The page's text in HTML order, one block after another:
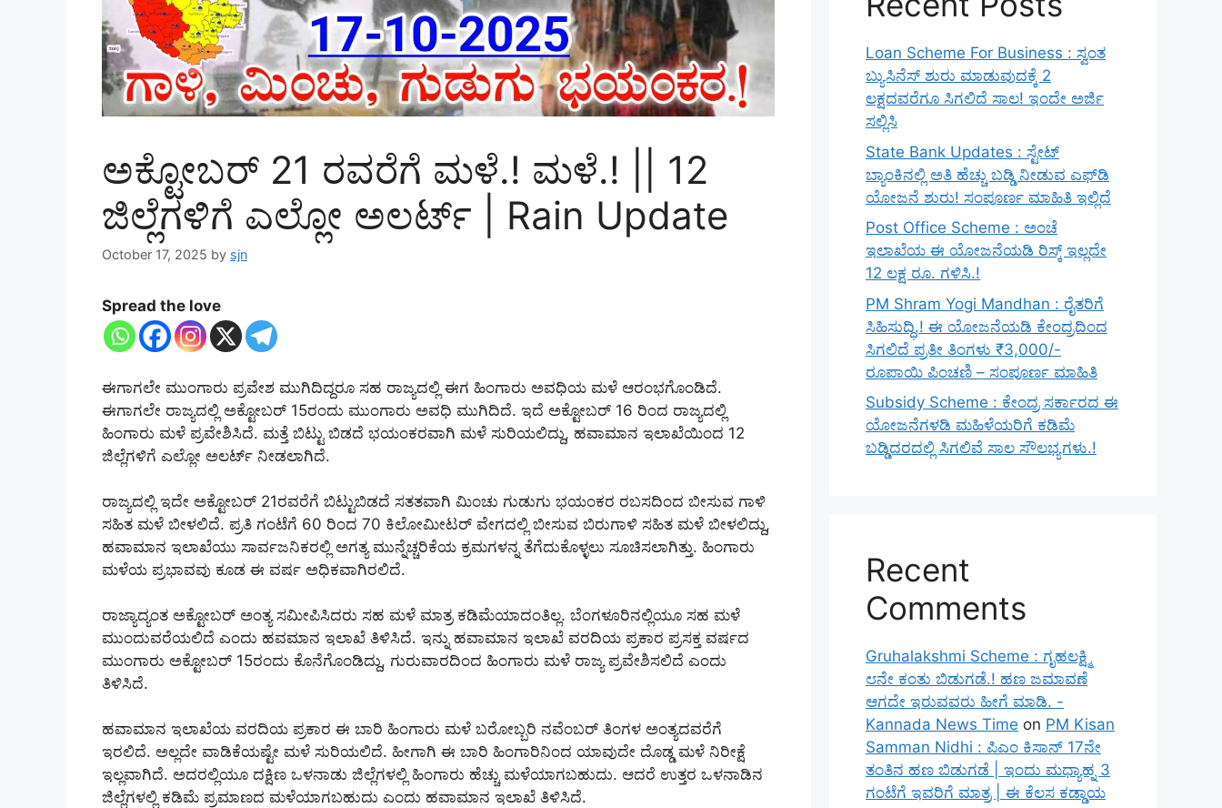
ಅಕ್ಟೋಬರ್ 21 ರವರೆಗೆ ಮಳೆ.! ಮಳೆ.! || 12
ಜಿಲ್ಲೆಗಳಿಗೆ ಎಲ್ಲೋ ಅಲರ್ಟ್ | Rain Update
October 17, 2025 by sjn
Spread the love
ಈಗಾಗಲೇ ಮುಂಗಾರು ಪ್ರವೇಶ ಮುಗಿದಿದ್ದರೂ ಸಹ ರಾಜ್ಯದಲ್ಲಿ ಈಗ ಹಿಂಗಾರು ಅವಧಿಯ ಮಳೆ ಆರಂಭಗೊಂಡಿದೆ.
ಈಗಾಗಲೇ ರಾಜ್ಯದಲ್ಲಿ ಅಕ್ಟೋಬರ್ 15ರಂದು ಮುಂಗಾರು ಅವಧಿ ಮುಗಿದಿದೆ. ಇದೆ ಅಕ್ಟೋಬರ್ 16 ರಿಂದ ರಾಜ್ಯದಲ್ಲಿ
ಹಿಂಗಾರು ಮಳೆ ಪ್ರವೇಶಿಸಿದೆ. ಮತ್ತೆ ಬಿಟ್ಟು ಬಿಡದೆ ಭಯಂಕರವಾಗಿ ಮಳೆ ಸುರಿಯಲಿದ್ದು, ಹವಾಮಾನ ಇಲಾಖೆಯಿಂದ 12
ಜಿಲ್ಲೆಗಳಿಗೆ ಎಲ್ಲೋ ಅಲರ್ಟ್ ನೀಡಲಾಗಿದೆ.
ರಾಜ್ಯದಲ್ಲಿ ಇದೇ ಅಕ್ಟೋಬರ್ 21ರವರೆಗೆ ಬಿಟ್ಟುಬಿಡದೆ ಸತತವಾಗಿ ಮಿಂಚು ಗುಡುಗು ಭಯಂಕರ ರಬಸದಿಂದ ಬೀಸುವ ಗಾಳಿ
ಸಹಿತ ಮಳೆ ಬೀಳಲಿದೆ. ಪ್ರತಿ ಗಂಟೆಗೆ 60 ರಿಂದ 70 ಕಿಲೋಮೀಟರ್ ವೇಗದಲ್ಲಿ ಬೀಸುವ ಬಿರುಗಾಳಿ ಸಹಿತ ಮಳೆ ಬೀಳಲಿದ್ದು,
ಹವಾಮಾನ ಇಲಾಖೆಯು ಸಾರ್ವಜನಿಕರಲ್ಲಿ ಅಗತ್ಯ ಮುನ್ನೆಚ್ಚರಿಕೆಯ ಕ್ರಮಗಳನ್ನ ತೆಗೆದುಕೊಳ್ಳಲು ಸೂಚಿಸಲಾಗಿತ್ತು. ಹಿಂಗಾರು
ಮಳೆಯ ಪ್ರಭಾವವು ಕೂಡ ಈ ವರ್ಷ ಅಧಿಕವಾಗಿರಲಿದೆ.
ರಾಜ್ಯಾದ್ಯಂತ ಅಕ್ಟೋಬರ್ ಅಂತ್ಯ ಸಮೀಪಿಸಿದರು ಸಹ ಮಳೆ ಮಾತ್ರ ಕಡಿಮೆಯಾದಂತಿಲ್ಲ. ಬೆಂಗಳೂರಿನಲ್ಲಿಯೂ ಸಹ ಮಳೆ
ಮುಂದುವರೆಯಲಿದೆ ಎಂದು ಹವಮಾನ ಇಲಾಖೆ ತಿಳಿಸಿದೆ. ಇನ್ನು ಹವಾಮಾನ ಇಲಾಖೆ ವರದಿಯ ಪ್ರಕಾರ ಪ್ರಸಕ್ತ ವರ್ಷದ
ಮುಂಗಾರು ಅಕ್ಟೋಬರ್ 15ರಂದು ಕೊನೆಗೊಂಡಿದ್ದು, ಗುರುವಾರದಿಂದ ಹಿಂಗಾರು ಮಳೆ ರಾಜ್ಯ ಪ್ರವೇಶಿಸಲಿದೆ ಎಂದು
ತಿಳಿಸಿದೆ.
ಹವಾಮಾನ ಇಲಾಖೆಯ ವರದಿಯ ಪ್ರಕಾರ ಈ ಬಾರಿ ಹಿಂಗಾರು ಮಳೆ ಬರೋಬ್ಬರಿ ನವೆಂಬರ್ ತಿಂಗಳ ಅಂತ್ಯದವರೆಗೆ
ಇರಲಿದೆ. ಅಲ್ಲದೇ ವಾಡಿಕೆಯಷ್ಟೇ ಮಳೆ ಸುರಿಯಲಿದೆ. ಹೀಗಾಗಿ ಈ ಬಾರಿ ಹಿಂಗಾರಿನಿಂದ ಯಾವುದೇ ದೊಡ್ಡ ಮಳೆ ನಿರೀಕ್ಷೆ
ಇಲ್ಲವಾಗಿದೆ. ಅದರಲ್ಲಿಯೂ ದಕ್ಷಿಣ ಒಳನಾಡು ಜಿಲ್ಲೆಗಳಲ್ಲಿ ಹಿಂಗಾರು ಹೆಚ್ಚು ಮಳೆಯಾಗಬಹುದು. ಆದರೆ ಉತ್ತರ ಒಳನಾಡಿನ
ಜಿಲ್ಲೆಗಳಲ್ಲಿ ಕಡಿಮೆ ಪ್ರಮಾಣದ ಮಳೆಯಾಗಬಹುದು ಎಂದು ಹವಾಮಾನ ಇಲಾಖೆ ತಿಳಿಸಿದೆ.
Loan Scheme For Business : ಸ್ವಂತ
ಬ್ಯುಸಿನೆಸ್ ಶುರು ಮಾಡುವುದಕ್ಕೆ 2
ಲಕ್ಷದವರೆಗೂ ಸಿಗಲಿದೆ ಸಾಲ! ಇಂದೇ ಅರ್ಜಿ
ಸಲ್ಲಿಸಿ
State Bank Updates : ಸ್ಟೇಟ್
ಬ್ಯಾಂಕಿನಲ್ಲಿ ಅತಿ ಹೆಚ್ಚು ಬಡ್ಡಿ ನೀಡುವ ಎಫ್‌ಡಿ
ಯೋಜನೆ ಶುರು! ಸಂಪೂರ್ಣ ಮಾಹಿತಿ ಇಲ್ಲಿದೆ
Post Office Scheme : ಅಂಚೆ
ಇಲಾಖೆಯ ಈ ಯೋಜನೆಯಡಿ ರಿಸ್ಕ್‌ ಇಲ್ಲದೇ
12 ಲಕ್ಷ ರೂ. ಗಳಿಸಿ.!
PM Shram Yogi Mandhan : ರೈತರಿಗೆ
ಸಿಹಿಸುದ್ಧಿ.! ಈ ಯೋಜನೆಯಡಿ ಕೇಂದ್ರದಿಂದ
ಸಿಗಲಿದೆ ಪ್ರತೀ ತಿಂಗಳು ₹3,000/-
ರೂಪಾಯಿ ಪಿಂಚಣಿ – ಸಂಪೂರ್ಣ ಮಾಹಿತಿ
Subsidy Scheme : ಕೇಂದ್ರ ಸರ್ಕಾರದ ಈ
ಯೋಜನೆಗಳಡಿ ಮಹಿಳೆಯರಿಗೆ ಕಡಿಮೆ
ಬಡ್ಡಿದರದಲ್ಲಿ ಸಿಗಲಿವೆ ಸಾಲ ಸೌಲಭ್ಯಗಳು.!
Recent
Comments
Gruhalakshmi Scheme : ಗೃಹಲಕ್ಷ್ಮಿ
೮ನೇ ಕಂತು ಬಿಡುಗಡೆ.! ಹಣ ಜಮಾವಣೆ
ಆಗದೇ ಇರುವವರು ಹೀಗೆ ಮಾಡಿ. -
Kannada News Time on PM Kisan
Samman Nidhi : ಪಿಎಂ ಕಿಸಾನ್ 17ನೇ
ತಂತಿನ ಹಣ ಬಿಡುಗಡೆ | ಇಂದು ಮಧ್ಯಾಹ್ನ 3
ಗಂಟೆಗೆ ಇವರಿಗೆ ಮಾತ್ರ | ಈ ಕೆಲಸ ಕಡ್ಡಾಯ